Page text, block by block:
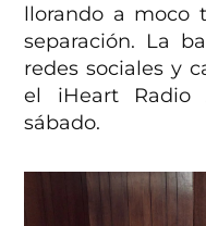
llorando a moco
separación. La
redes sociales y
el iHeart Radio
sábado.